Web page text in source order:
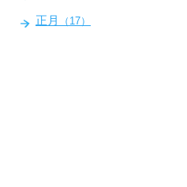
正月 （17）